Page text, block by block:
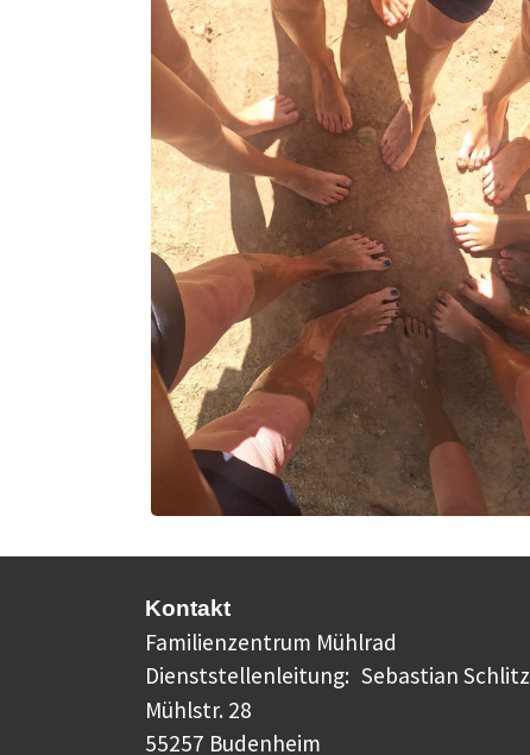
Kontakt
Familienzentrum Mühlrad
Dienststellenleitung: Sebastian Schlitz
Mühlstr. 28
55257 Budenheim